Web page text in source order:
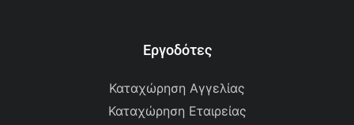
Εργοδότες
Καταχώρηση Αγγελίας
Καταχώρηση Εταιρείας